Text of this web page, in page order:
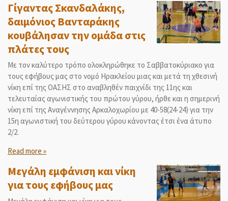
Γίγαντας Σκανδαλάκης,
δαιμόνιος Βανταράκης
κουβάλησαν την ομάδα στις
πλάτες τους
Με τον καλύτερο τρόπο ολοκληρώθηκε το Σαββατοκύριακο για
τους εφήβους μας στο νομό Ηρακλείου μιας και μετά τη χθεσινή
νίκη επί της ΟΑΣΗΣ στο αναβληθέν παιχνίδι της 11ης και
τελευταίας αγωνιστικής του πρώτου γύρου, ήρθε και η σημερινή
νίκη επί της Αναγέννησης Αρκαλοχωρίου με 40-58(24-24) για την
15η αγωνιστική του δεύτερου γύρου κάνοντας έτσι ένα άτυπο
2/2.
Read more »
Μεγάλη εμφάνιση και νίκη
για τους εφήβους μας